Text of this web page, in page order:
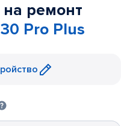
ремонт
Pro Plus